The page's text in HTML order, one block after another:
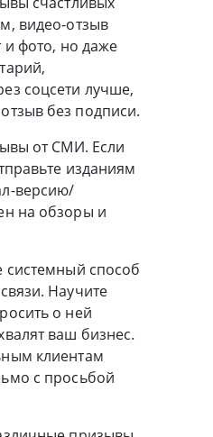
видео-отзыв
и фото, но даже
соцсети лучше,
без подписи.
от СМИ. Если
изданиям
версию/
на обзоры и
системный способ
Научите
о ней
ваш бизнес.
клиентам
с просьбой